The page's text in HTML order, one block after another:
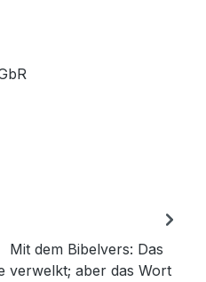
dem Bibelvers: Das
verwelkt; aber das Wort